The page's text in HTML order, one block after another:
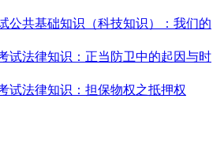
公共基础知识（科技知识）：我们的
试法律知识：正当防卫中的起因与时
试法律知识：担保物权之抵押权